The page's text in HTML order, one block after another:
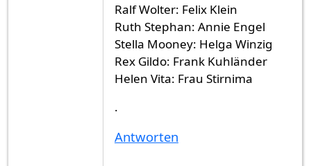
Ralf Wolter: Felix Klein
Ruth Stephan: Annie Engel
Stella Mooney: Helga Winzig
Rex Gildo: Frank Kuhländer
Helen Vita: Frau Stirnima
.
Antworten